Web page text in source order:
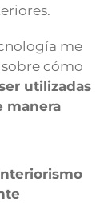
me
cómo
utilizadas
manera